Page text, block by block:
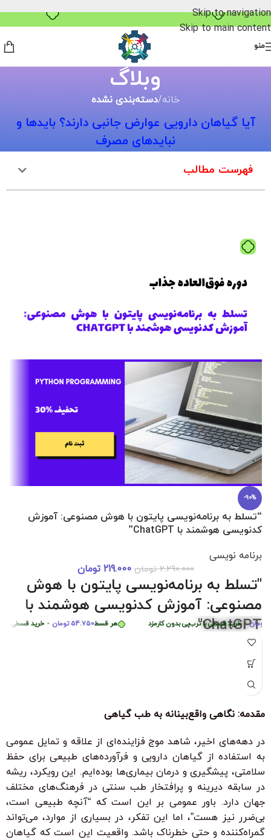
خرید قسطی با ترب‌پی
Skip to navigation
Skip to main content
منو
وبلاگ
خانه/دسته‌بندی نشده
آیا گیاهان دارویی عوارض جانبی دارند؟ بایدها و
نبایدهای مصرف
فهرست مطالب
هر قسط 54.750تومان • خرید قسطی با • خرید قسطی با ترب‌پی بدون کارمزد
-90%
“تسلط به برنامه‌نویسی پایتون با هوش مصنوعی: آموزش
کدنویسی هوشمند با ChatGPT”
برنامه نویسی
2.290.000 تومان 219.000 تومان
"تسلط به برنامه‌نویسی پایتون با هوش
مصنوعی: آموزش کدنویسی هوشمند با
ChatGPT"
"با شرکت در این دوره جامع و کاربردی، به راحتی مهارت‌های
برنامه‌نویسی پایتون را از سطح مبتدی تا پیشرفته با کمک هوش
آموزشی، شما را قادر می‌سازد تا به سرعت الگوریتم‌های پیچیده را
سطوح با زیرنویس فارسی حرفه‌ای و امکان دانلود و تماشای آنلاین."
ویژگی‌های کلیدی:
بدون نیاز به تجربه قبلی برنامه‌نویسی
زیرنویس فارسی با ترجمه حرفه‌ای
۳۰ ٪ تخفیف ویژه برای دانشجویان و دانش آموزان
خرید قسطی با ترب‌پی بدون کارمزد
هر قسط449.975تومان • خرید قسطی با ترب‌پی بدون کارمزد
مقدمه: نگاهی واقع‌بینانه به طب گیاهی
در دهه‌های اخیر، شاهد موج فزاینده‌ای از علاقه و تمایل عمومی
به استفاده از گیاهان دارویی و فرآورده‌های طبیعی برای حفظ
سلامتی، پیشگیری و درمان بیماری‌ها بوده‌ایم. این رویکرد، ریشه
در سابقه دیرینه و پرافتخار طب سنتی در فرهنگ‌های مختلف
جهان دارد. باور عمومی بر این است که “آنچه طبیعی است،
بی‌ضرر نیز هست”، اما این تفکر، در بسیاری از موارد، می‌تواند
گمراه‌کننده و حتی خطرناک باشد. واقعیت این است که گیاهان